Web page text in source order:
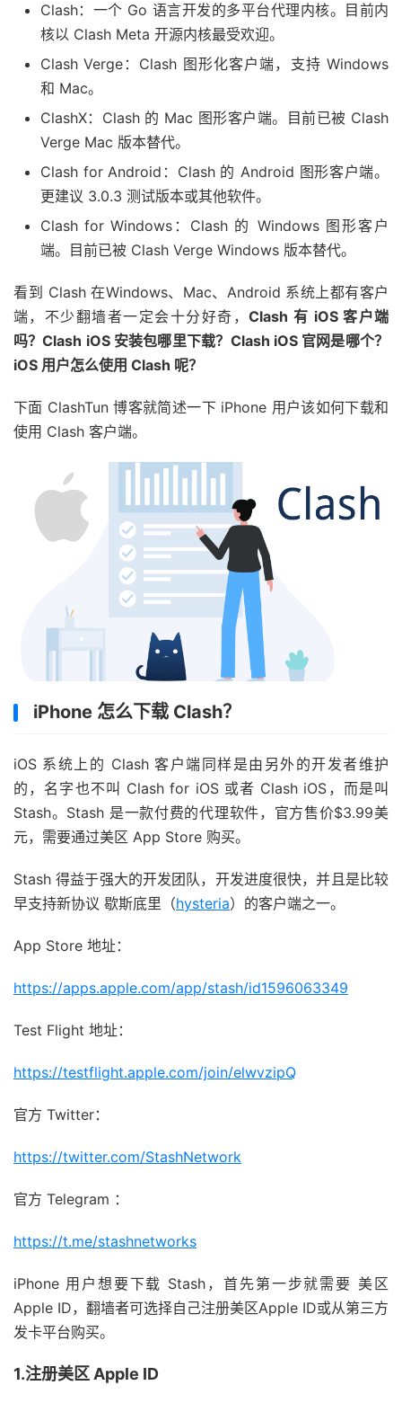
Clash：一个 Go 语言开发的多平台代理内核。目前内
核以 Clash Meta 开源内核最受欢迎。
Clash Verge：Clash 图形化客户端，支持 Windows
和 Mac。
ClashX：Clash 的 Mac 图形客户端。目前已被 Clash
Verge Mac 版本替代。
Clash for Android：Clash 的 Android 图形客户端。
更建议 3.0.3 测试版本或其他软件。
Clash for Windows：Clash 的 Windows 图形客户
端。目前已被 Clash Verge Windows 版本替代。
看到 Clash 在Windows、Mac、Android 系统上都有客户
端，不少翻墙者一定会十分好奇，Clash 有 iOS 客户端
吗？Clash iOS 安装包哪里下载？Clash iOS 官网是哪个？
iOS 用户怎么使用 Clash 呢？
下面 ClashTun 博客就简述一下 iPhone 用户该如何下载和
使用 Clash 客户端。
iPhone 怎么下载 Clash？
iOS 系统上的 Clash 客户端同样是由另外的开发者维护
的，名字也不叫 Clash for iOS 或者 Clash iOS，而是叫
Stash。Stash 是一款付费的代理软件，官方售价$3.99美
元，需要通过美区 App Store 购买。
Stash 得益于强大的开发团队，开发进度很快，并且是比较
早支持新协议 歇斯底里（hysteria）的客户端之一。
App Store 地址：
https://apps.apple.com/app/stash/id1596063349
Test Flight 地址：
https://testflight.apple.com/join/elwvzipQ
官方 Twitter：
https://twitter.com/StashNetwork
官方 Telegram ：
https://t.me/stashnetworks
iPhone 用户想要下载 Stash，首先第一步就需要 美区
Apple ID，翻墙者可选择自己注册美区Apple ID或从第三方
发卡平台购买。
1.注册美区 Apple ID